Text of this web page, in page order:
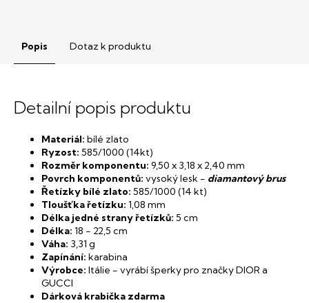
Popis Dotaz k produktu
Detailní popis produktu
Materiál: bílé zlato
Ryzost: 585/1000 (14kt)
Rozměr komponentu: 9,50 x 3,18 x 2,40 mm
Povrch komponentů: vysoký lesk - diamantový brus
Řetízky bílé zlato: 585/1000 (14 kt)
Tloušťka řetízku: 1,08 mm
Délka jedné strany řetízků: 5 cm
Délka: 18 - 22,5 cm
Váha: 3,31 g
Zapínání: karabina
Výrobce: Itálie - vyrábí šperky pro značky DIOR a
GUCCI
Dárková krabička zdarma